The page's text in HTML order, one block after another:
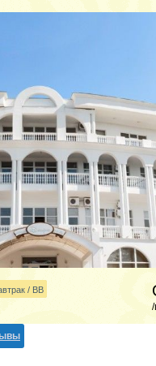
/ BB